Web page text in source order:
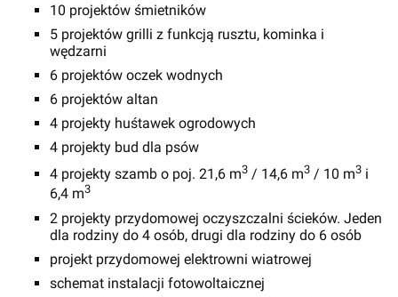
10 projektów śmietników
5 projektów grilli z funkcją rusztu, kominka i
wędzarni
6 projektów oczek wodnych
6 projektów altan
4 projekty huśtawek ogrodowych
4 projekty bud dla psów
4 projekty szamb o poj. 21,6 m3 / 14,6 m3 / 10 m3 i
6,4 m3
2 projekty przydomowej oczyszczalni ścieków. Jeden
dla rodziny do 4 osób, drugi dla rodziny do 6 osób
projekt przydomowej elektrowni wiatrowej
schemat instalacji fotowoltaicznej